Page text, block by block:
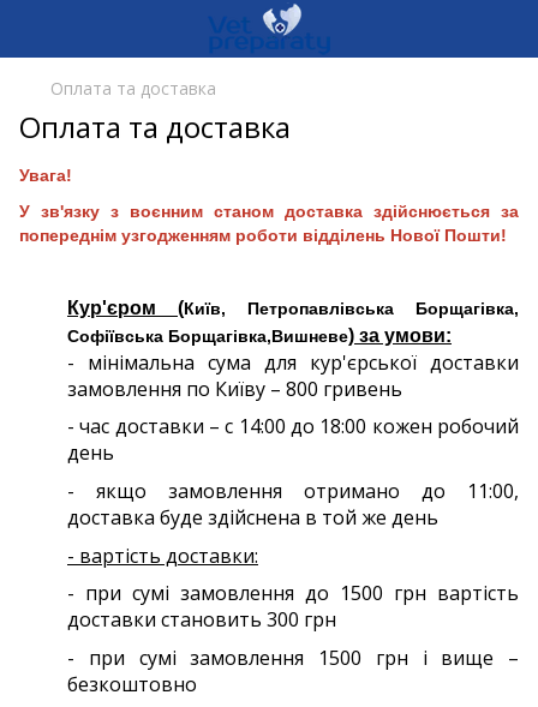
Оплата та доставка
Оплата та доставка
Увага!
У зв'язку з воєнним станом доставка здійснюється за
попереднім узгодженням роботи відділень Нової Пошти!
Кур'єром (Київ, Петропавлівська Борщагівка,
Софіївська Борщагівка,Вишневе) за умови:
- мінімальна сума для кур'єрської доставки
замовлення по Київу – 800 гривень
- час доставки – с 14:00 до 18:00 кожен робочий
день
- якщо замовлення отримано до 11:00,
доставка буде здійснена в той же день
- вартість доставки:
- при сумі замовлення до 1500 грн вартість
доставки становить 300 грн
- при сумі замовлення 1500 грн і вище –
безкоштовно